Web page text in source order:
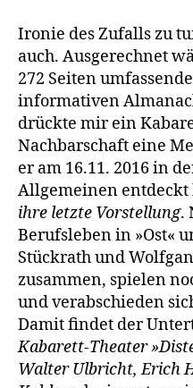
Ironie des Zufalls zu
auch. Ausgerechnet
272 Seiten
in­formativen
drückte mir ein
Nachbarschaft eine
er am 16.11. 2016 in
Allgemeinen entdeckt
ihre letzte Vorstellung.
Berufsleben in »Ost«
Stückrath und
zusammen, spielen
und verabschieden
Damit findet der
Kabarett-Theater
Walter Ulbricht, Erich